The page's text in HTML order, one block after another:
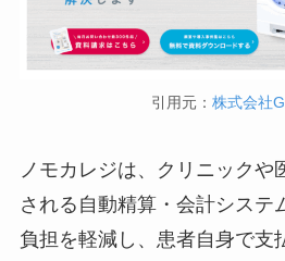
引用元： 株式会社
ノモカレジは、クリニックや
される自動精算・会計システ
負担を軽減し、患者自身で支